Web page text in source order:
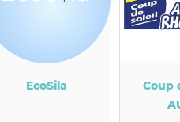
EcoSila
Coup